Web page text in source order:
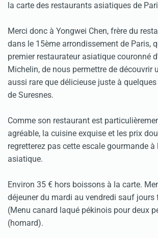
la carte des restaurants asiatiques de
Merci donc à Yongwei Chen, frère du
dans le 15ème arrondissement de Paris,
premier restaurateur asiatique couronné
Michelin, de nous permettre de découvrir
aussi rare que délicieuse juste à
de Suresnes.
Comme son restaurant est
agréable, la cuisine exquise et les prix
regretterez pas cette escale gourmande à
asiatique.
Environ 35 € hors boissons à la carte.
déjeuner du mardi au vendredi sauf jours
(Menu canard laqué pékinois pour deux
(homard).